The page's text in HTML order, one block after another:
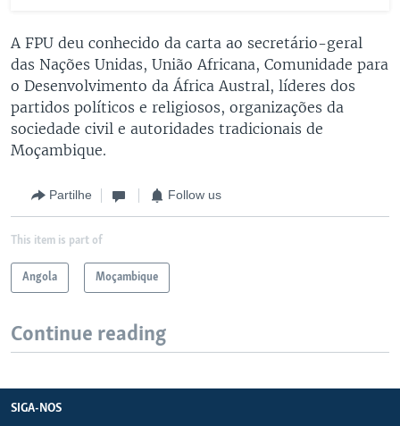
A FPU deu conhecido da carta ao secretário-geral
das Nações Unidas, União Africana, Comunidade para
o Desenvolvimento da África Austral, líderes dos
partidos políticos e religiosos, organizações da
sociedade civil e autoridades tradicionais de
Moçambique.
Partilhe Follow us
This item is part of
Angola Moçambique
Continue reading
SIGA-NOS